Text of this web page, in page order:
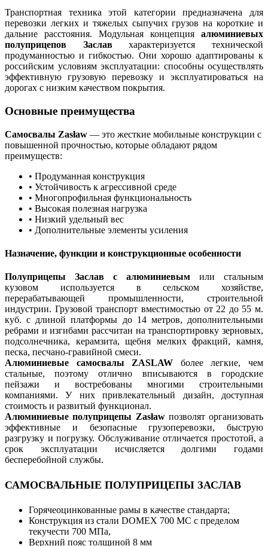
Транспортная техника этой категории предназначена для
перевозки легких и тяжелых сыпучих грузов на короткие и
дальние расстояния. Модульная концепция алюминиевых
полуприцепов Заславхарактеризуется технической
продуманностью и гибкостью. Они хорошо адаптированы к
российским условиям эксплуатации: способны осуществлять
эффективную грузовую перевозку и эксплуатироваться на
дорогах с низким качеством покрытия.
Основные преимущества
Самосвалы Zasław — это жесткие мобильные конструкции с
повышенной прочностью, которые обладают рядом
преимуществ:
• Продуманная конструкция
• Устойчивость к агрессивной среде
• Многопрофильная функциональность
• Высокая полезная нагрузка
• Низкий удельный вес
• Дополнительные элементы усиления
Назначение, функции и конструкционные особенности
Полуприцепы Заслав с алюминиевым или стальным
кузовом используется в сельском хозяйстве,
перерабатывающей промышленности, строительной
индустрии. Грузовой транспорт вместимостью от 22 до 55 м.
куб. с длиной платформы до 14 метров, дополнительными
ребрами и изгибами рассчитан на транспортировку зерновых,
подсолнечника, керамзита, щебня мелких фракций, камня,
песка, песчано-гравийной смеси.
Алюминиевые самосвалы ZASLAW более легкие, чем
стальные, поэтому отлично вписываются в городские
пейзажи и востребованы многими строительными
компаниями. У них привлекательный дизайн, доступная
стоимость и развитый функционал.
Алюминиевые полуприцепы Zasławпозволят организовать
эффективные и безопасные грузоперевозки, быструю
разгрузку и погрузку. Обслуживание отличается простотой, а
срок эксплуатации исчисляется долгими годами
бесперебойной службы.
САМОСВАЛЬНЫЕ ПОЛУПРИЦЕПЫ ЗАСЛАВ
Горячеоцинкованные рамы в качестве стандарта;
Конструкция из стали DOMEX 700 MC с пределом
текучести 700 МПа,
Верхний пояс толщиной 8 мм